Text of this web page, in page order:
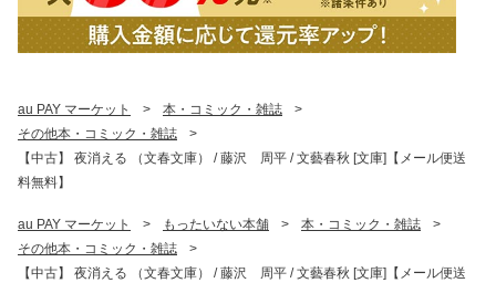
au PAY マーケット > 本・コミック・雑誌
>
その他本・コミック・雑誌
>
【中古】 夜消える （文春文庫） / 藤沢 周平 / 文藝春秋 [文庫]【メール便送
料無料】
au PAY マーケット > もったいない本舗 > 本・コミック・雑誌
>
その他本・コミック・雑誌
>
【中古】 夜消える （文春文庫） / 藤沢 周平 / 文藝春秋 [文庫]【メール便送